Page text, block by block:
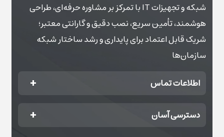
شبکه و تجهیزات IT با تمرکز بر مشاوره حرفه‌ای، طراحی
هوشمند، تأمین سریع، نصب دقیق و گارانتی معتبر؛
شریک قابل اعتماد برای پایداری و رشد ساختار شبکه
سازمان‌ها
اطلاعات تماس
دسترسی آسان